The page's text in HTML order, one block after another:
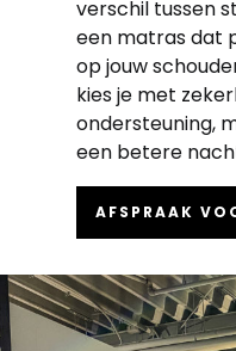
verschil tussen
een matras dat
op jouw
kies je met
ondersteuning,
een betere
AFSPRAAK